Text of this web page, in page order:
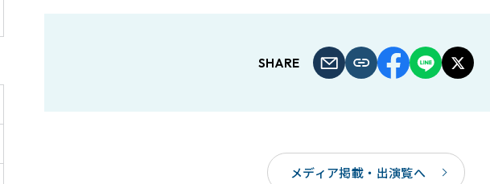
SHARE
メディア掲載・出演覧へ